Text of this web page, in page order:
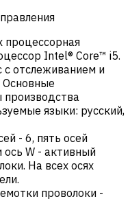
процессорная
Intel® Core™ i5.
отслеживанием и
производства
языки: русский,
- 6, пять осей
ось W - активный
На всех осях
проволоки -